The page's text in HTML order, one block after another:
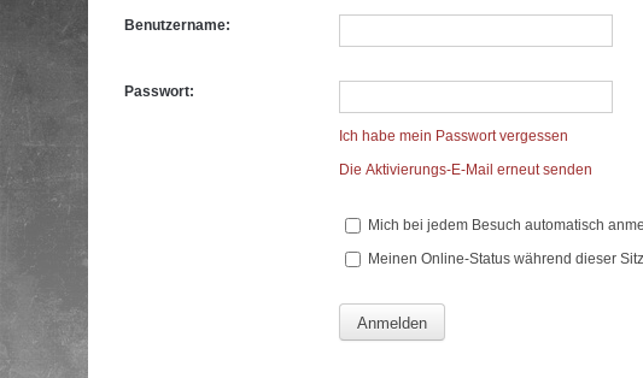
Benutzername:
Passwort:
Ich habe mein Passwort vergessen
Die Aktivierungs-E-Mail erneut senden
Mich bei jedem Besuch automatisch
Meinen Online-Status während dieser